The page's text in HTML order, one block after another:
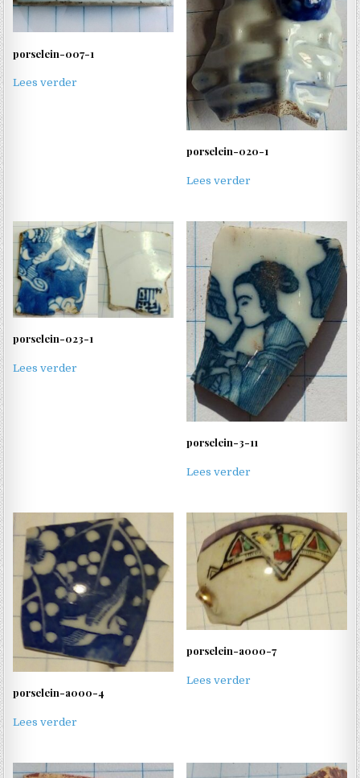
porselein-007-1
Lees verder
porselein-020-1
Lees verder
porselein-023-1
Lees verder
porselein-3-11
Lees verder
porselein-a000-4
Lees verder
porselein-a000-7
Lees verder